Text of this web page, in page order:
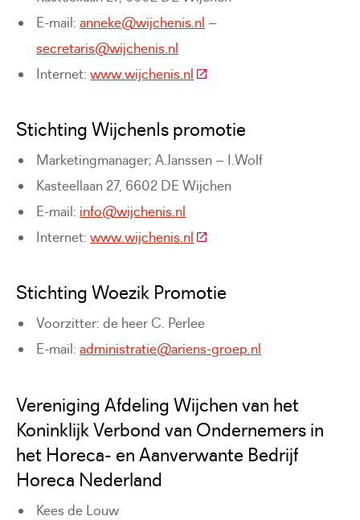
E-mail:anneke@wijchenis.nl –
secretaris@wijchenis.nl
Internet:www.wijchenis.nl (Deze link gaat naar een
Stichting WijchenIs promotie
Marketingmanager; A.Janssen – I.Wolf
Kasteellaan 27, 6602 DE Wijchen
E-mail: info@wijchenis.nl
Internet:www.wijchenis.nl (Deze link gaat naar een
Stichting Woezik Promotie
Voorzitter: de heer C. Perlee
E-mail:administratie@ariens-groep.nl
Vereniging Afdeling Wijchen van het
Koninklijk Verbond van Ondernemers in
het Horeca- en Aanverwante Bedrijf
Horeca Nederland
Kees de Louw